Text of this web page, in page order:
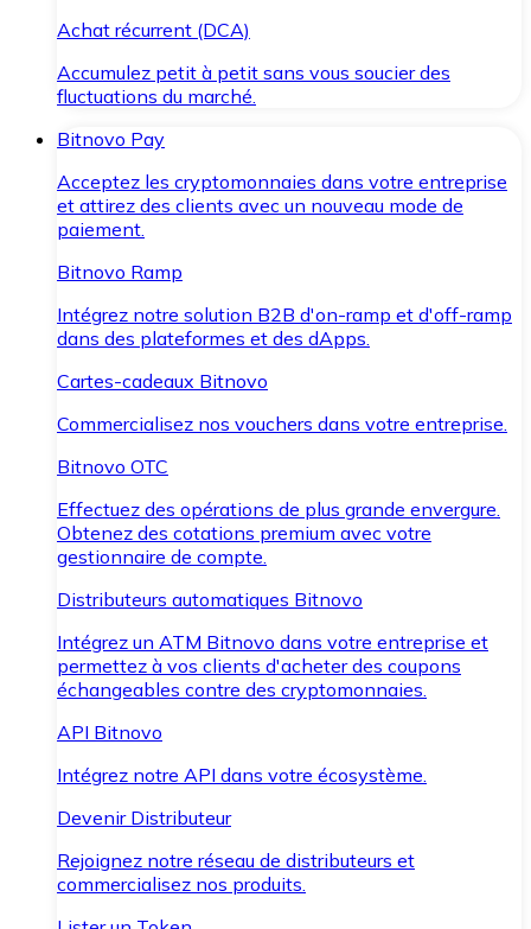
Achat récurrent (DCA)
Accumulez petit à petit sans vous soucier des
fluctuations du marché.
Bitnovo Pay
Acceptez les cryptomonnaies dans votre entreprise
et attirez des clients avec un nouveau mode de
paiement.
Bitnovo Ramp
Intégrez notre solution B2B d'on-ramp et d'off-ramp
dans des plateformes et des dApps.
Cartes-cadeaux Bitnovo
Commercialisez nos vouchers dans votre entreprise.
Bitnovo OTC
Effectuez des opérations de plus grande envergure.
Obtenez des cotations premium avec votre
gestionnaire de compte.
Distributeurs automatiques Bitnovo
Intégrez un ATM Bitnovo dans votre entreprise et
permettez à vos clients d'acheter des coupons
échangeables contre des cryptomonnaies.
API Bitnovo
Intégrez notre API dans votre écosystème.
Devenir Distributeur
Rejoignez notre réseau de distributeurs et
commercialisez nos produits.